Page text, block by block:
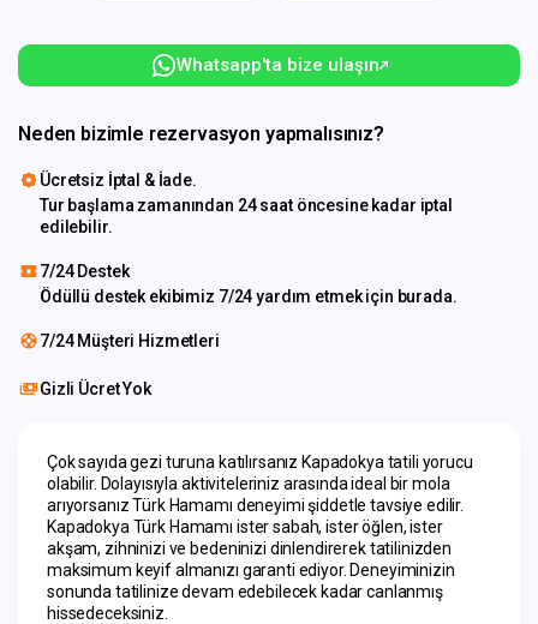
Whatsapp'ta bize ulaşın
Neden bizimle rezervasyon yapmalısınız?
Ücretsiz İptal & İade.
Tur başlama zamanından 24 saat öncesine kadar iptal
edilebilir.
7/24 Destek
Ödüllü destek ekibimiz 7/24 yardım etmek için burada.
7/24 Müşteri Hizmetleri
Gizli Ücret Yok
Çok sayıda gezi turuna katılırsanız Kapadokya tatili yorucu
olabilir. Dolayısıyla aktiviteleriniz arasında ideal bir mola
arıyorsanız Türk Hamamı deneyimi şiddetle tavsiye edilir.
Kapadokya Türk Hamamı ister sabah, ister öğlen, ister
akşam, zihninizi ve bedeninizi dinlendirerek tatilinizden
maksimum keyif almanızı garanti ediyor. Deneyiminizin
sonunda tatilinize devam edebilecek kadar canlanmış
hissedeceksiniz.